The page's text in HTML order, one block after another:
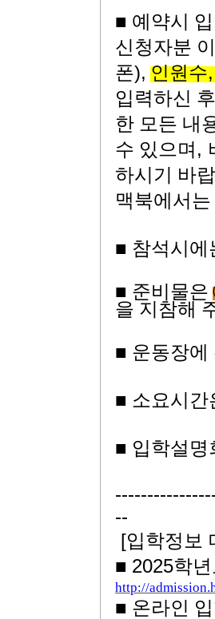
■ 예약시
신청자분
폰), 인원수
입력하신
한 모든 내
수 있으며 ,
하시기 바
맥북에서
■ 참석시
■ 준비물은
을 지참해
■ 운동장에
■ 소요시
■ 입학설
--
[입학정보
■ 2025학
http://
■ 온라인